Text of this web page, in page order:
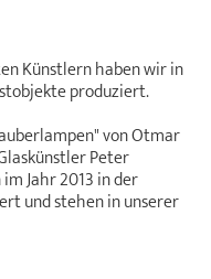
Künstlern haben wir in
produziert.
von Otmar
Peter
Jahr 2013 in der
und stehen in unserer